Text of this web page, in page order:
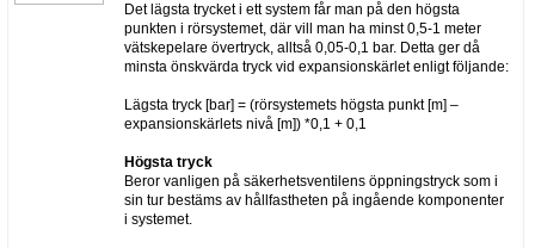
Det lägsta trycket i ett system får man på den högsta
punkten i rörsystemet, där vill man ha minst 0,5-1 meter
vätskepelare övertryck, alltså 0,05-0,1 bar. Detta ger då
minsta önskvärda tryck vid expansionskärlet enligt följande:
Lägsta tryck [bar] = (rörsystemets högsta punkt [m] –
expansionskärlets nivå [m]) *0,1 + 0,1
Högsta tryck
Beror vanligen på säkerhetsventilens öppningstryck som i
sin tur bestäms av hållfastheten på ingående komponenter
i systemet.